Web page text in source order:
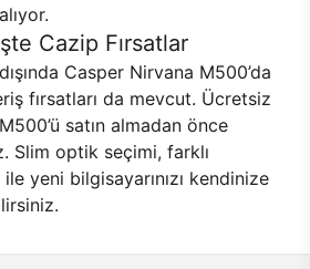
Cazip Fırsatlar
Casper Nirvana M500’da
fırsatları da mevcut. Ücretsiz
satın almadan önce
Slim optik seçimi, farklı
yeni bilgisayarınızı kendinize